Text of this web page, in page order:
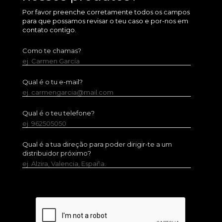
Por favor preenche corretamente todos os campos
para que possamos revisar o teu caso e por-nos em
contato contigo.
Como te chamas?
ej. Carmen García
Qual é o tu e-mail?
ej. carmengarcia@mail.com
Qual é o teu telefone?
ej. 962505050
Qual é a tua direção para poder dirigir-te a um
distribuidor próximo?
ej. Alzira, Valencia, España.